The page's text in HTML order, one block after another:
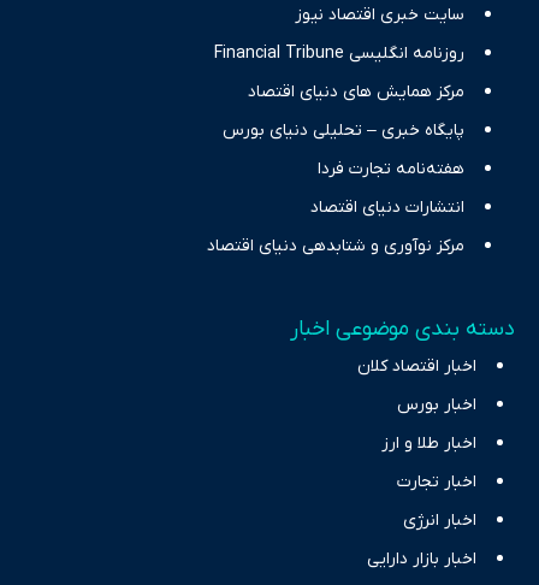
سایت خبری اقتصاد نیوز
روزنامه انگلیسی Financial Tribune
مرکز همایش های دنیای اقتصاد
پایگاه خبری – تحلیلی دنیای بورس
هفته‌نامه تجارت فردا
انتشارات دنیای اقتصاد
مرکز نوآوری و شتابدهی دنیای اقتصاد
دسته بندی موضوعی اخبار
اخبار اقتصاد کلان
اخبار بورس
اخبار طلا و ارز
اخبار تجارت
اخبار انرژی
اخبار بازار دارایی